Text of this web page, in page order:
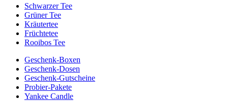
Schwarzer Tee
Grüner Tee
Kräutertee
Früchtetee
Rooibos Tee
Geschenk-Boxen
Geschenk-Dosen
Geschenk-Gutscheine
Probier-Pakete
Yankee Candle